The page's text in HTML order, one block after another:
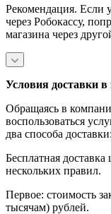
Рекомендация. Если
через Робокассу,
магазина через
Условия доставки
Обращаясь в
воспользоваться
два способа
Бесплатная
нескольких правил.
Первое: стоимость
тысячам) рублей.